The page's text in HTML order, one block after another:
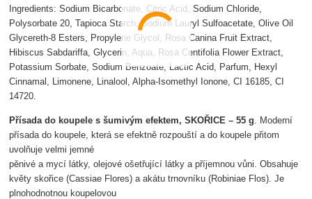
Ingredients: Sodium Bicarbonate, Citric Acid, Sodium Chloride,
Polysorbate 20, Tapioca Starch, Sodium Lauryl Sulfoacetate, Olive Oil
Glycereth-8 Esters, Propylene Glycol, Rosa Canina Fruit Extract,
Hibiscus Sabdariffa, Glycerin, Aqua, Rosa Centifolia Flower Extract,
Potassium Sorbate, Sodium Benzoate, Lactic Acid, Parfum, Hexyl
Cinnamal, Limonene, Linalool, Alpha-Isomethyl Ionone, CI 16185, CI
14720.
Přísada do koupele s šumivým efektem, SKOŘICE – 55 g. Moderní
přísada do koupele, která se efektně rozpouští a do koupele přitom
uvolňuje velmi jemné
pěnivé a mycí látky, olejové ošetřující látky a příjemnou vůni. Obsahuje
květy skořice (Cassiae Flores) a akátu trnovníku (Robiniae Flos). Je
plnohodnotnou koupelovou